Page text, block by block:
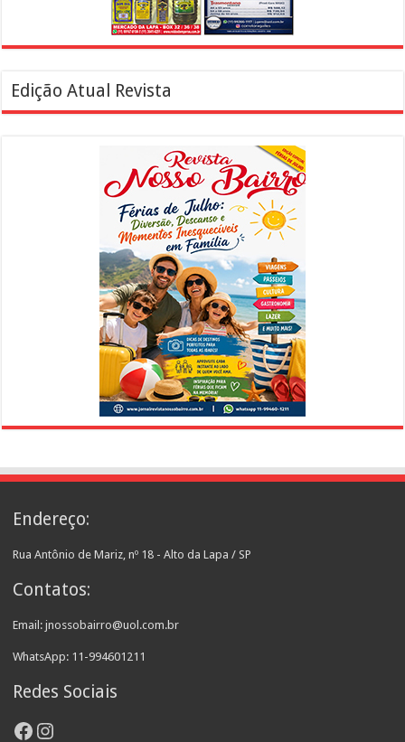
Edição Atual Revista
Endereço:
Rua Antônio de Mariz, nº 18 - Alto da Lapa / SP
Contatos:
Email: jnossobairro@uol.com.br
WhatsApp: 11-994601211
Redes Sociais
Facebook
Instagram